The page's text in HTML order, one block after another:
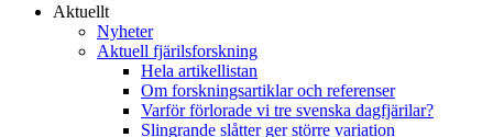
Aktuellt
Nyheter
Aktuell fjärilsforskning
Hela artikellistan
Om forskningsartiklar och referenser
Varför förlorade vi tre svenska dagfjärilar?
Slingrande slåtter ger större variation